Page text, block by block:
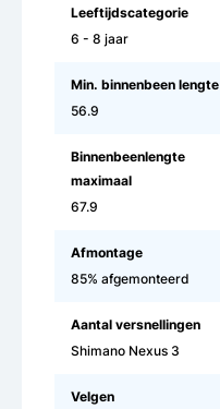
Leeftijdscategorie
6 - 8 jaar
Min. binnenbeen lengte
56.9
Binnenbeenlengte
maximaal
67.9
Afmontage
85% afgemonteerd
Aantal versnellingen
Shimano Nexus 3
Velgen